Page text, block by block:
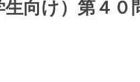
向け）第４０